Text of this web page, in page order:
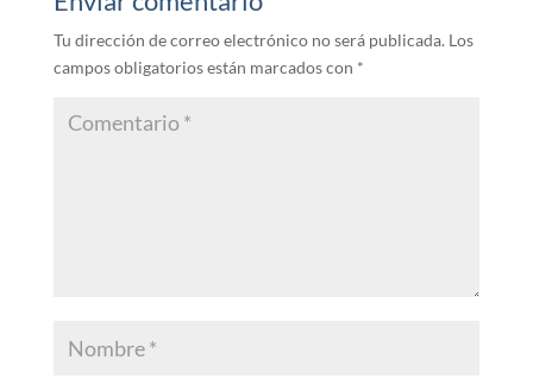
Tu dirección de correo electrónico no será publicada. Los
campos obligatorios están marcados con *